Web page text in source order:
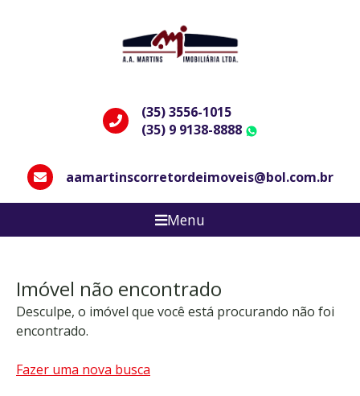
(35) 3556-1015
(35) 9 9138-8888
aamartinscorretordeimoveis@bol.com.br
Menu
Imóvel não encontrado
Desculpe, o imóvel que você está procurando não foi
encontrado.
Fazer uma nova busca